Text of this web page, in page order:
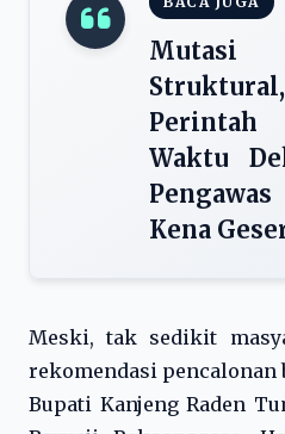
Waktu
Kena
Meski, tak sedikit
rekomendasi
Bupati Kanjeng Raden